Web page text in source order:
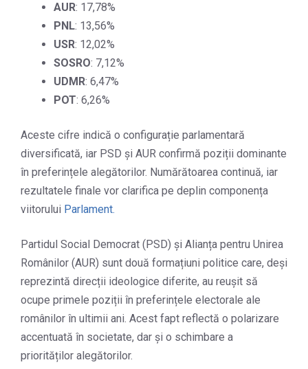
AUR: 17,78%
PNL: 13,56%
USR: 12,02%
SOSRO: 7,12%
UDMR: 6,47%
POT: 6,26%
Aceste cifre indică o configurație parlamentară
diversificată, iar PSD și AUR confirmă poziții dominante
în preferințele alegătorilor. Numărătoarea continuă, iar
rezultatele finale vor clarifica pe deplin componența
viitorului Parlament.
Partidul Social Democrat (PSD) și Alianța pentru Unirea
Românilor (AUR) sunt două formațiuni politice care, deși
reprezintă direcții ideologice diferite, au reușit să
ocupe primele poziții în preferințele electorale ale
românilor în ultimii ani. Acest fapt reflectă o polarizare
accentuată în societate, dar și o schimbare a
priorităților alegătorilor.